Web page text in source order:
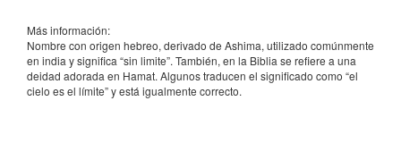
Más información:
Nombre con origen hebreo, derivado de Ashima, utilizado comúnmente
en india y significa “sin limite”. También, en la Biblia se refiere a una
deidad adorada en Hamat. Algunos traducen el significado como “el
cielo es el límite” y está igualmente correcto.